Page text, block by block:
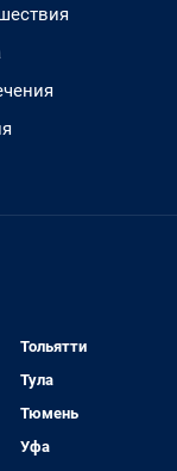
Тольятти
Тула
Тюмень
Уфа